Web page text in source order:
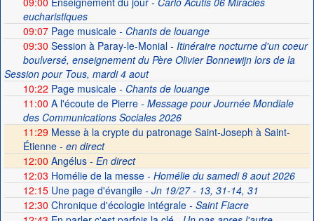
eucharistiques
09:07Page musicale- Chants de louange
09:30 Session à Paray-le-Monial- Itinéraire nocturne d'un coeur
boulversé, enseignement du Père Olivier Bonnewijn lors de la
Session pour Tous, mardi 4 aout
10:22 Page musicale- Chants de louange
11:00 A l'écoute de Pierre- Message pour Journée Mondiale
des Communications Sociales 2026
11:29 Messe à la crypte du patronage Saint-Joseph à Saint-
Étienne - en direct
12:00 Angélus - En direct
12:03 Homélie de la messe- Homélie du samedi 8 aout 2026
12:15Une page d'évangile- Jn 19/27 - 13, 31-14, 31
12:30 Chronique d'écologie intégrale- Saint Fiacre